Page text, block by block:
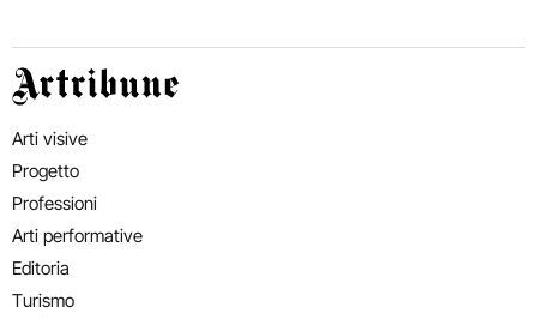
Artribune
Arti visive
Progetto
Professioni
Arti performative
Editoria
Turismo